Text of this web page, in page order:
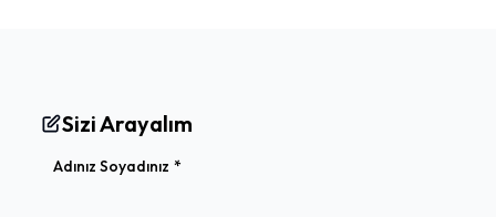
Sizi Arayalım
Adınız Soyadınız *